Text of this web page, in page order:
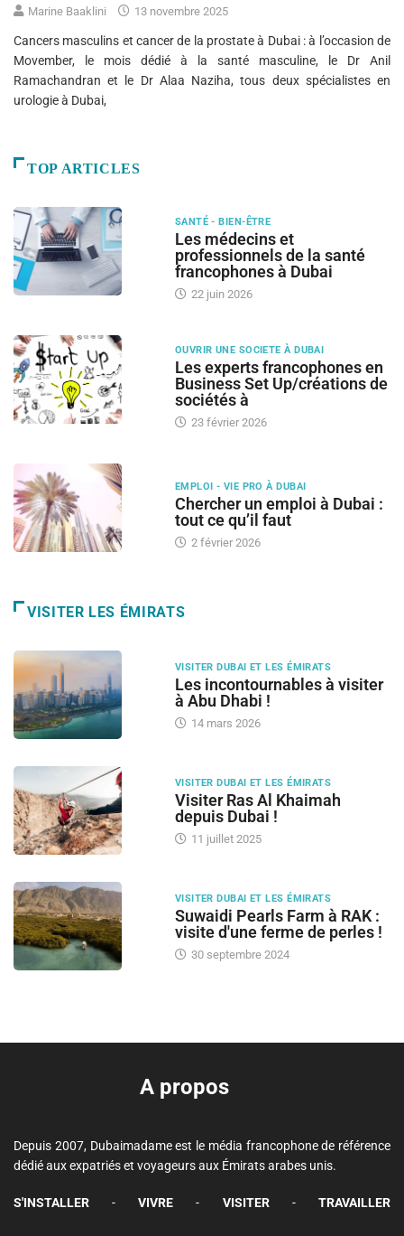
Marine Baaklini 13 novembre 2025
Cancers masculins et cancer de la prostate à Dubai : à l’occasion de
Movember, le mois dédié à la santé masculine, le Dr Anil
Ramachandran et le Dr Alaa Naziha, tous deux spécialistes en
urologie à Dubai,
TOP ARTICLES
SANTÉ - BIEN-ÊTRE
Les médecins et
professionnels de la santé
francophones à Dubai
22 juin 2026
OUVRIR UNE SOCIETE À DUBAI
Les experts francophones en
Business Set Up/créations de
sociétés à
23 février 2026
EMPLOI - VIE PRO À DUBAI
Chercher un emploi à Dubai :
tout ce qu’il faut
2 février 2026
VISITER LES ÉMIRATS
VISITER DUBAI ET LES ÉMIRATS
Les incontournables à visiter
à Abu Dhabi !
14 mars 2026
VISITER DUBAI ET LES ÉMIRATS
Visiter Ras Al Khaimah
depuis Dubai !
11 juillet 2025
VISITER DUBAI ET LES ÉMIRATS
Suwaidi Pearls Farm à RAK :
visite d'une ferme de perles !
30 septembre 2024
A propos
Depuis 2007, Dubaimadame est le média francophone de référence
dédié aux expatriés et voyageurs aux Émirats arabes unis.
S'INSTALLER - VIVRE - VISITER - TRAVAILLER